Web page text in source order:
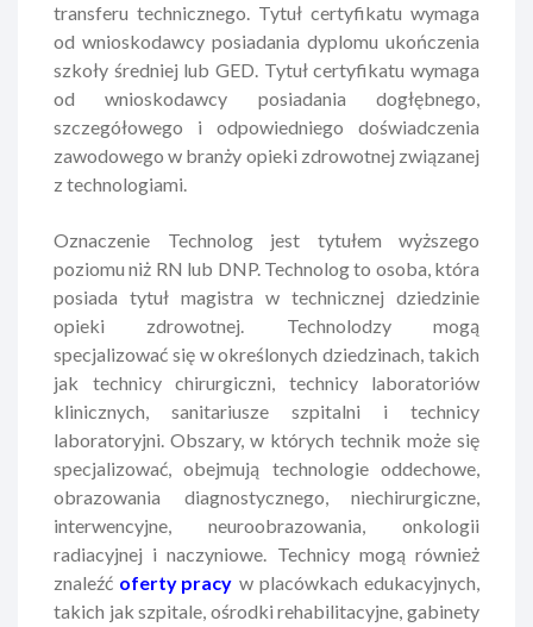
transferu technicznego. Tytuł certyfikatu wymaga
od wnioskodawcy posiadania dyplomu ukończenia
szkoły średniej lub GED. Tytuł certyfikatu wymaga
od wnioskodawcy posiadania dogłębnego,
szczegółowego i odpowiedniego doświadczenia
zawodowego w branży opieki zdrowotnej związanej
z technologiami.
Oznaczenie Technolog jest tytułem wyższego
poziomu niż RN lub DNP. Technolog to osoba, która
posiada tytuł magistra w technicznej dziedzinie
opieki zdrowotnej. Technolodzy mogą
specjalizować się w określonych dziedzinach, takich
jak technicy chirurgiczni, technicy laboratoriów
klinicznych, sanitariusze szpitalni i technicy
laboratoryjni. Obszary, w których technik może się
specjalizować, obejmują technologie oddechowe,
obrazowania diagnostycznego, niechirurgiczne,
interwencyjne, neuroobrazowania, onkologii
radiacyjnej i naczyniowe. Technicy mogą również
znaleźć oferty pracy w placówkach edukacyjnych,
takich jak szpitale, ośrodki rehabilitacyjne, gabinety